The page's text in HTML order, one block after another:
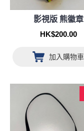
影視版 熊徽章
HK$200.00
加入購物車